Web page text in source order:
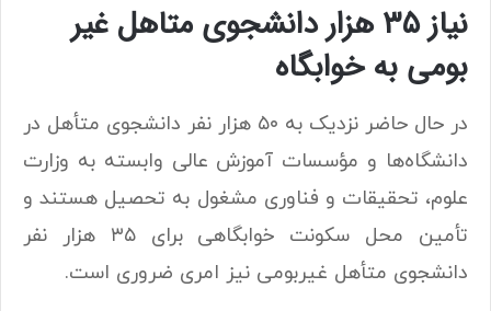
نیاز ۳۵ هزار دانشجوی متاهل غیر
بومی به خوابگاه
در حال حاضر نزدیک به ۵۰ هزار نفر دانشجوی متأهل در
دانشگاه‌ها و مؤسسات آموزش عالی وابسته به وزارت
علوم، تحقیقات و فناوری مشغول به تحصیل هستند و
تأمین محل سکونت خوابگاهی برای ۳۵ هزار نفر
دانشجوی متأهل غیربومی نیز امری ضروری است.